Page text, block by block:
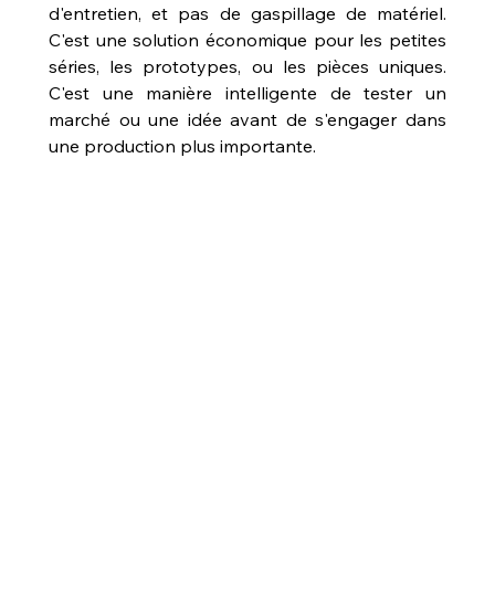
d'entretien, et pas de gaspillage de matériel.
C'est une solution économique pour les petites
séries, les prototypes, ou les pièces uniques.
C'est une manière intelligente de tester un
marché ou une idée avant de s'engager dans
une production plus importante.